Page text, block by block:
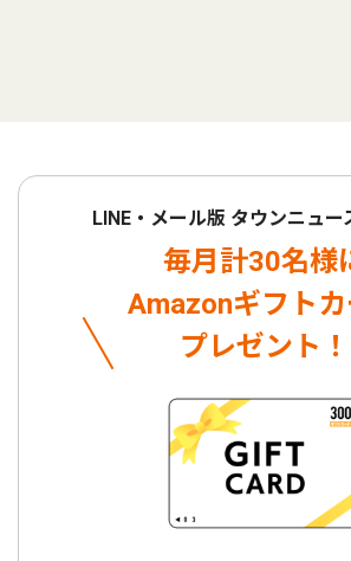
LINE・メール版 タウンニュー
毎月計30名様
Amazonギフト
プレゼント！